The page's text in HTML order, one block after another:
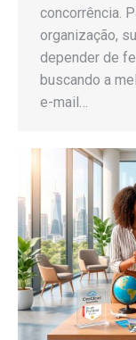
concorrência.
organização,
depender de
buscando a
e-mail…